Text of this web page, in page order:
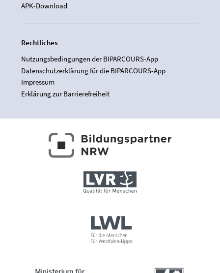
APK-Download
Rechtliches
Nutzungsbedingungen der BIPARCOURS-App
Datenschutzerklärung für die BIPARCOURS-App
Impressum
Erklärung zur Barrierefreiheit